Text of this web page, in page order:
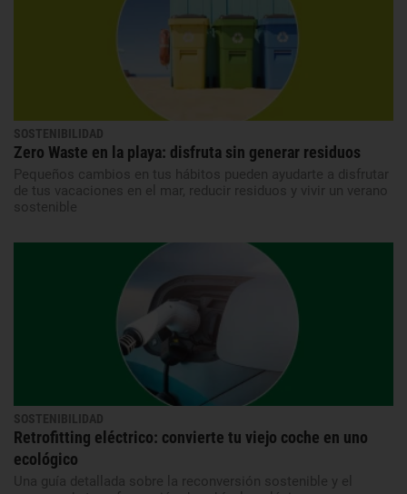
SOSTENIBILIDAD
Zero Waste en la playa: disfruta sin generar residuos
Pequeños cambios en tus hábitos pueden ayudarte a disfrutar
de tus vacaciones en el mar, reducir residuos y vivir un verano
sostenible
SOSTENIBILIDAD
Retrofitting eléctrico: convierte tu viejo coche en uno
ecológico
Una guía detallada sobre la reconversión sostenible y el